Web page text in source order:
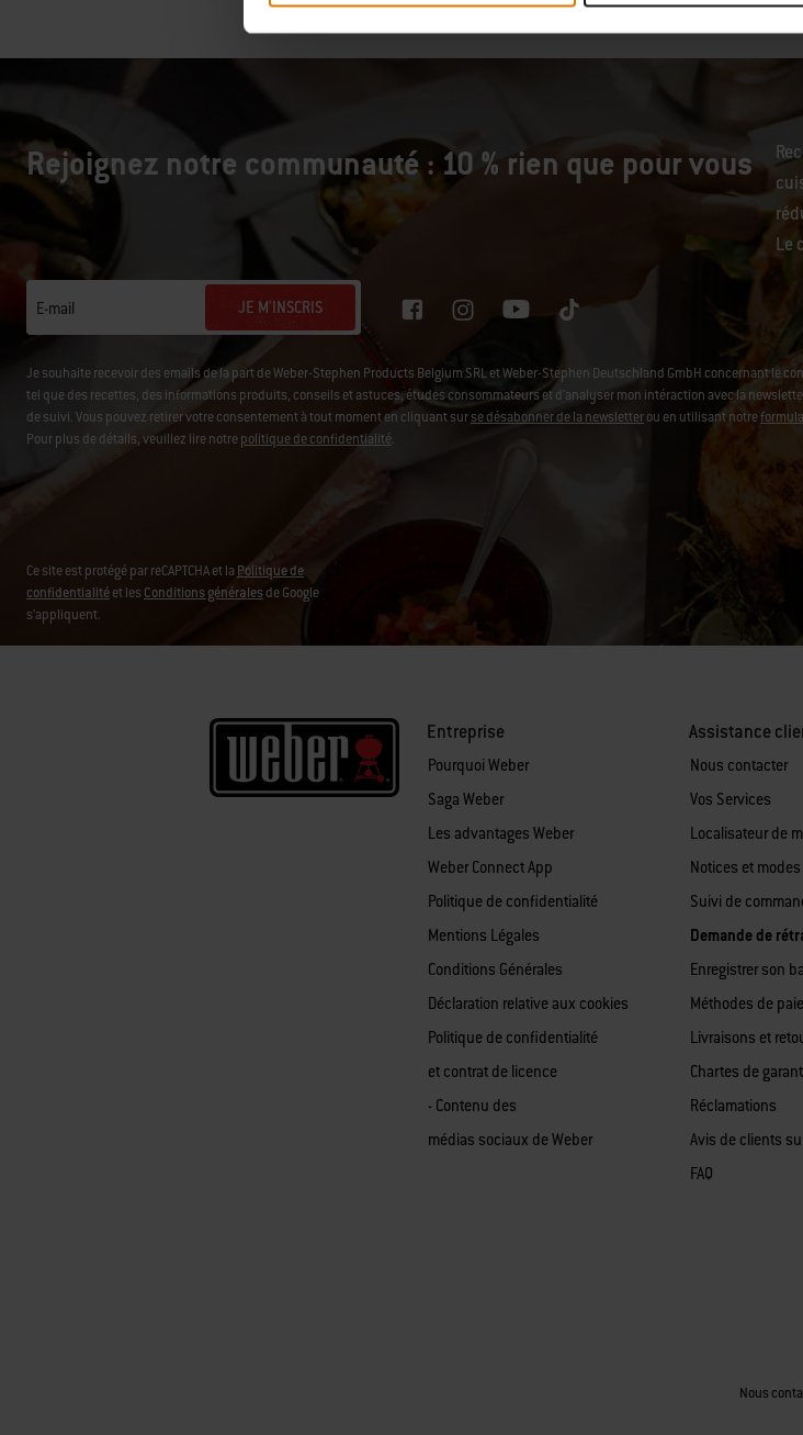
Rejoignez notre communauté : 10 % rien que pour vous
Le
E-mail JE M'INSCRIS
Je souhaite recevoir des emails de la part de Weber-Stephen Products Belgium SRL et Weber-Stephen Deutschland GmbH concernant le
tel que des recettes, des informations produits, conseils et astuces, études consommateurs et d'analyser mon intéraction avec la
de suivi. Vous pouvez retirer votre consentement à tout moment en cliquant surse désabonner de la newsletterou en utilisant notre
Pour plus de détails, veuillez lire notrepolitique de confidentialité.
Ce site est protégé par reCAPTCHA et la Politique de
confidentialitéet les Conditions généralesde Google
s’appliquent.
Entreprise
Pourquoi Weber
Saga Weber
Les advantages Weber
Weber Connect App
Politique de confidentialité
Mentions Légales
Conditions Générales
Déclaration relative aux cookies
Politique de confidentialité
et contrat de licence
- Contenu des
médias sociaux de Weber
Assistance
Nous contacter
Vos Services
Localisateur de
Notices et
Suivi de
Demande de
Enregistrer son
Méthodes de
Livraisons et
Chartes de
Réclamations
Avis de clients
FAQ
Nous